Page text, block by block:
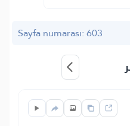
Sayfa numarası: 603